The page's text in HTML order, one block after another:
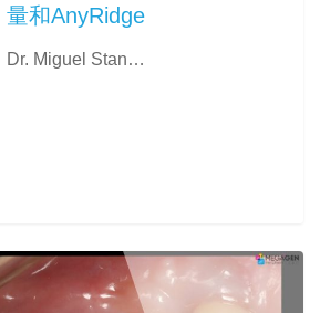
量和AnyRidge
Dr. Miguel Stan…